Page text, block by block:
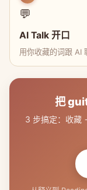
💬
AI Talk 开口
用你收藏的词跟 AI
把
3 步搞定：收藏